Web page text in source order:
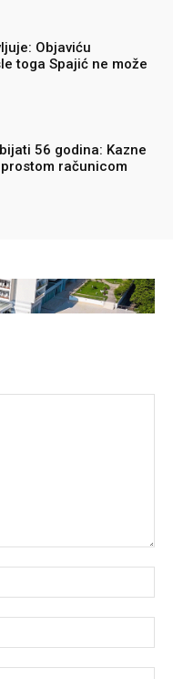
Objaviću
toga Spajić ne može
56 godina: Kazne
računicom